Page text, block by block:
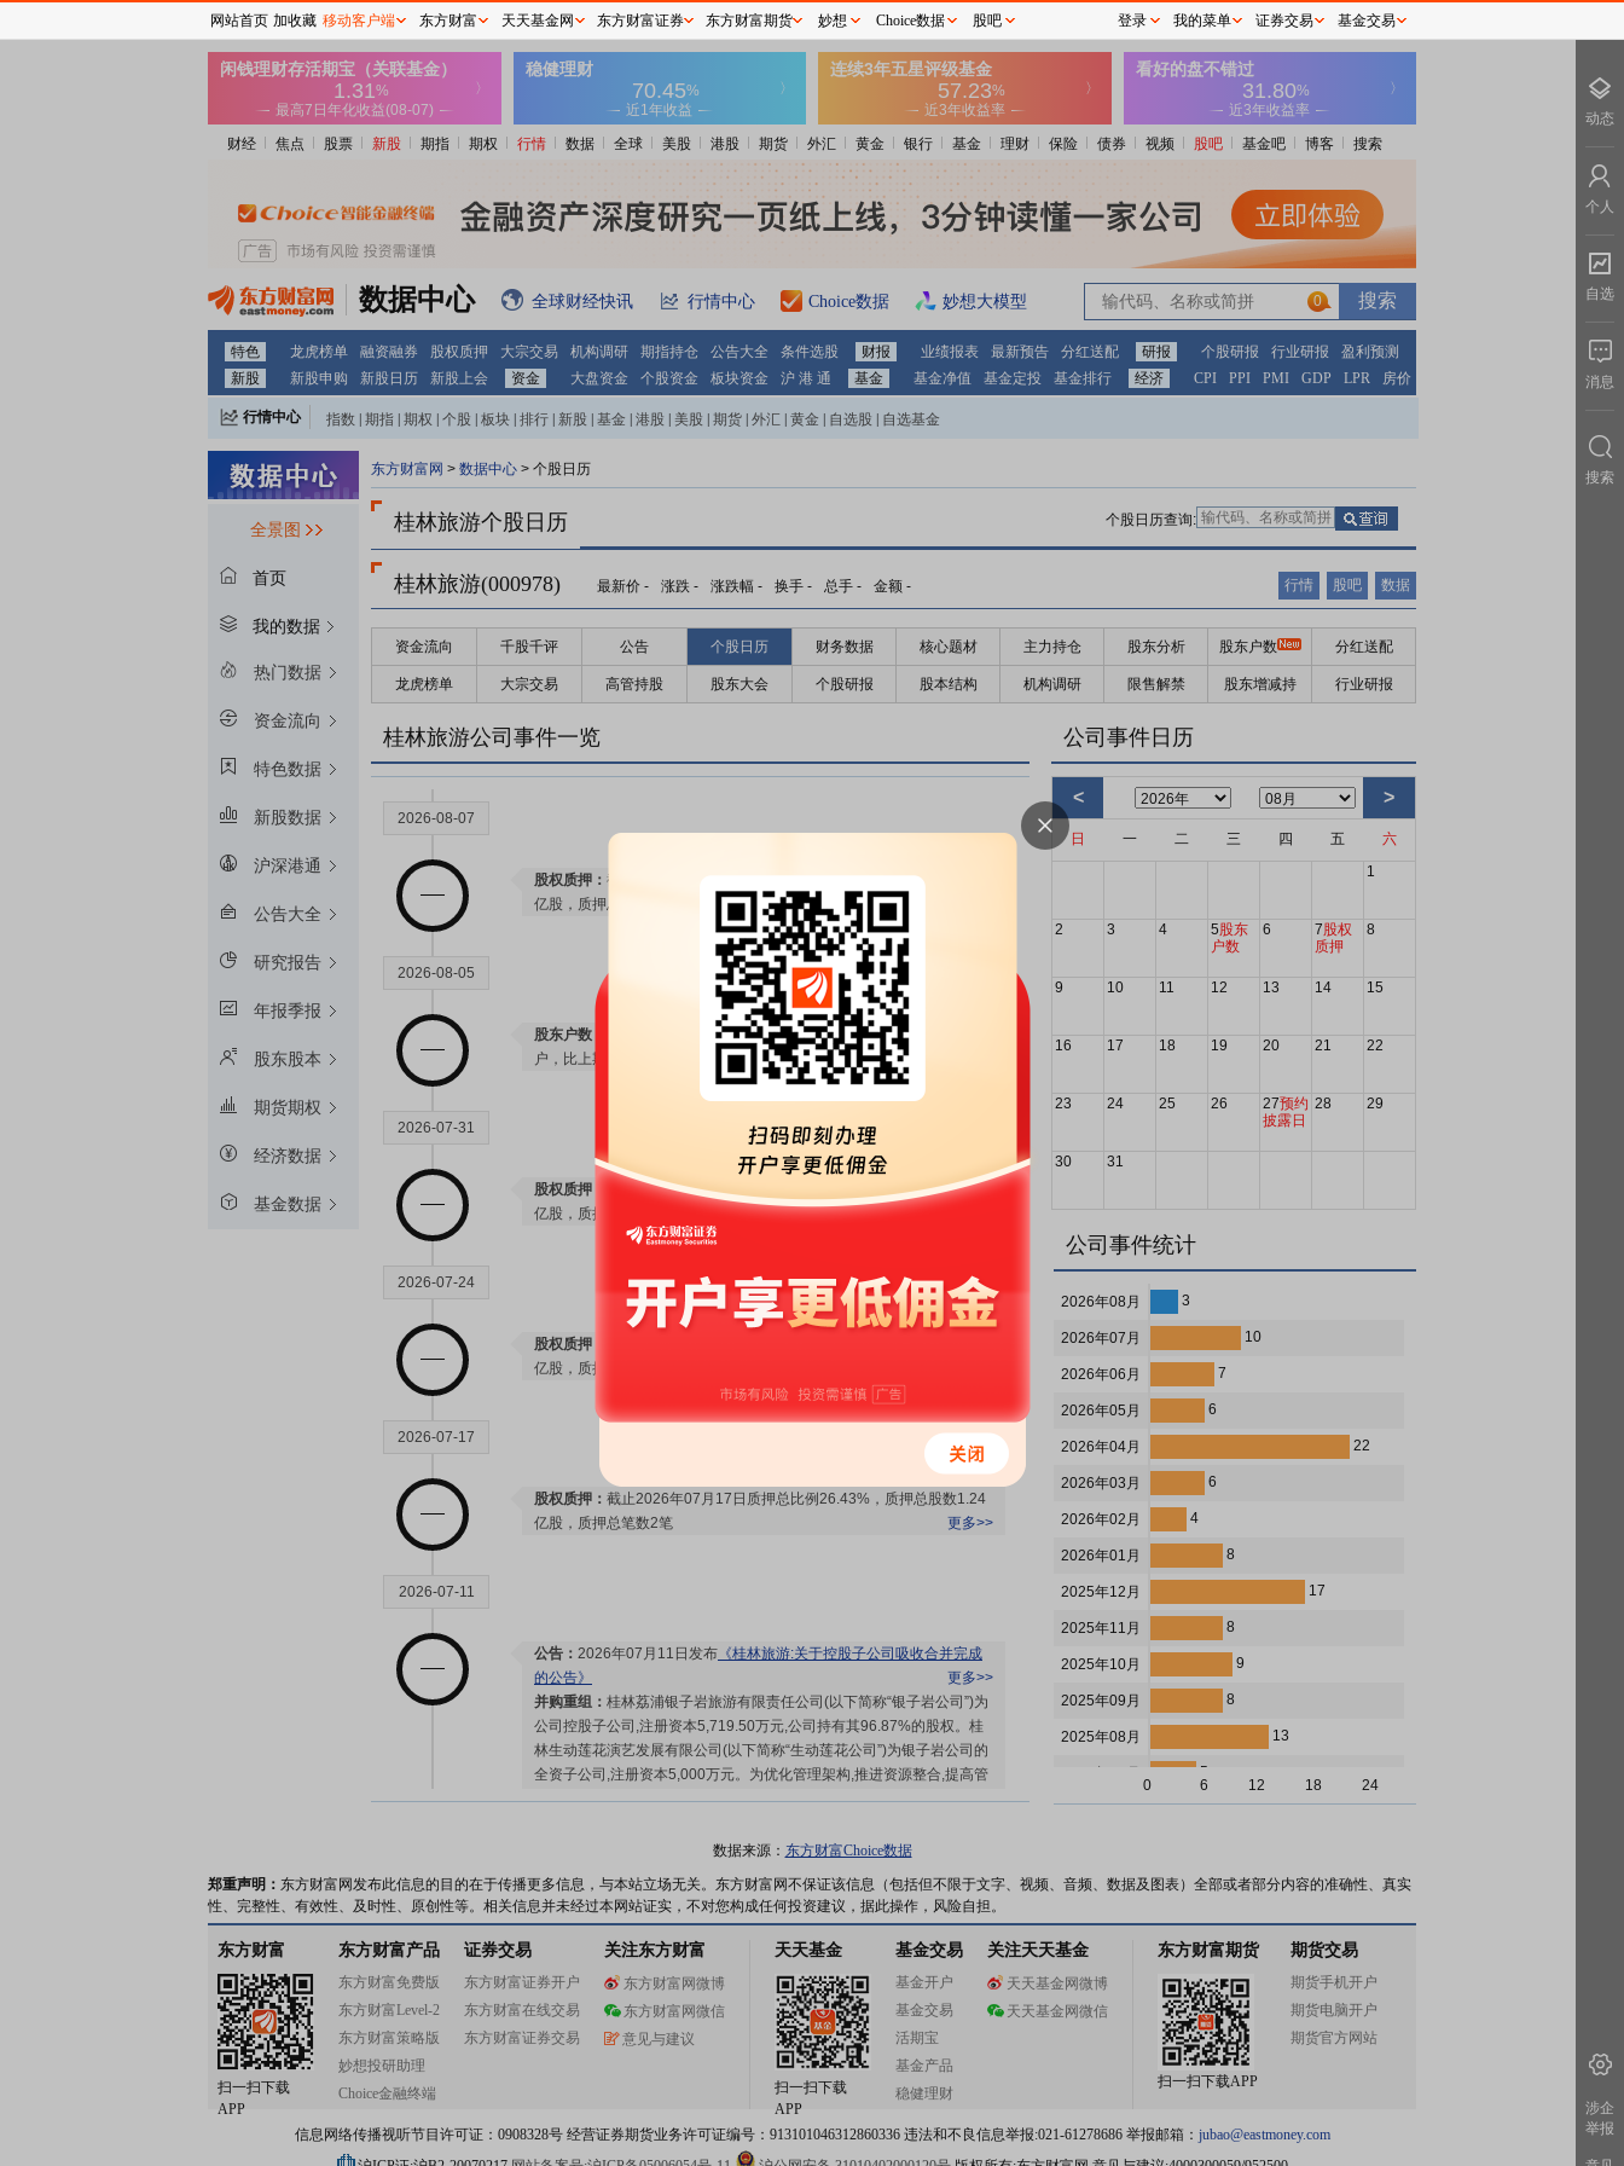
财经 焦点 股票 新股 期指 期权 行情 数据 全球 美股 港股 期货 外汇 黄金 银行 基金 理财 保险 债券 视频 股吧 基金吧 博客 搜索
数据中心 全球财经快讯 行情中心 Choice数据 妙想大模型 0
特色 龙虎榜单 融资融券 股权质押 大宗交易 机构调研 期指持仓 公告大全 条件选股 财报 业绩报表 最新预告 分红送配 研报 个股研报 行业研报
盈利预测
新股
新股申购 新股日历 新股上会 资金 大盘资金 个股资金 板块资金 沪 港 通 基金 基金净值 基金定投 基金排行 经济 CPI PPI PMI GDP LPR 房价
行情中心 指数 期指 期权 个股 板块 排行 新股 基金 港股 美股 期货 外汇 黄金 自选股 自选基金
全景图
首页
我的数据
热门数据
资金流向
特色数据
新股数据
沪深港通
公告大全
研究报告
年报季报
股东股本
期货期权
经济数据
基金数据
东方财富网 > 数据中心 > 个股日历
桂林旅游个股日历 个股日历查询:
桂林旅游(000978) 最新价 - 涨跌 - 涨跌幅 - 换手 - 总手 - 金额 - 行情 股吧 数据
资金流向 千股千评 公告 个股日历 财务数据 核心题材 主力持仓 股东分析 股东户数 分红送配
龙虎榜单 大宗交易 高管持股 股东大会 个股研报 股本结构 机构调研 限售解禁 股东增减持 行业研报
桂林旅游公司事件一览
2026-08-27
预约披露日：
2026-08-07
股权质押： 截止2026年08月07日质押总比例26.43%，质押总股数1.24
亿股，质押总笔数2笔
2026-08-05
股东户数：
2026年08月05日公布截止2026年07月31日股东户数37050
户，比上期增加885户
2026-07-31
股权质押：
截止2026年07月31日质押总比例26.43%，质押总股数1.24
亿股，质押总笔数2笔
2026-07-24
股权质押：
亿股，质押总笔数2笔
2026-07-17
股权质押： 截止2026年07月17日质押总比例26.43%，质押总股数1.24
亿股，质押总笔数2笔
更多>>
2026-07-11
公告： 2026年07月11日发布 《桂林旅游:关于控股子公司吸收合并完成
的公告》
更多>>
并购重组： 桂林荔浦银子岩旅游有限责任公司(以下简称“银子岩公司”)为
公司控股子公司,注册资本5,719.50万元,公司持有其96.87%的股权。桂
林生动莲花演艺发展有限公司(以下简称“生动莲花公司”)为银子岩公司的
全资子公司,注册资本5,000万元。为优化管理架构,推进资源整合,提高管
理效率,降低运营成本,公司董事会同意银子岩公司吸收合并生动莲花公
负债及其他一切权利、义务由银子岩公司依法承继。
2026-07-10
股权质押：截止2026年07月10日质押总比例26.43%，质押总股数1.24
亿股，质押总笔数2笔
更多>>
2026-07-06
2026年07月06日公布截止2026年06月30日股东户数36165
户，比上期减少2367户
更多>>
公司事件日历
< >
日 一 二 三 四 五
六
1
2 3 4 5股东
户数
6 7股权
质押
8
9 10 11 12 13 14 15
16 17 18 19 20 21 22
23 24 25 26 27预约
披露日
28 29
30 31
公司事件统计
2026年08月 3
2026年07月 10
2026年06月 7
2026年05月 6
2026年04月 22
2026年03月 6
2026年02月 4
2026年01月 8
2025年12月 17
2025年11月 8
2025年10月 9
2025年09月 8
2025年08月 13
5
2025年06月 8
2025年04月 18
2025年02月 5
2025年01月 6
7
6
2024年09月 6
0 6 12 18 24
数据来源： 东方财富Choice数据
郑重声明： 东方财富网发布此信息的目的在于传播更多信息，与本站立场无关。东方财富网不保证该信息（包括但不限于文字、视频、音频、数据及图表）全部或者部分内容的准确性、真实
性、完整性、有效性、及时性、原创性等。相关信息并未经过本网站证实，不对您构成任何投资建议，据此操作，风险自担。
东方财富
扫一扫下载
APP
东方财富产品
东方财富免费版
东方财富Level-2
东方财富策略版
妙想投研助理
Choice金融终端
证券交易
东方财富证券开户
东方财富在线交易
东方财富证券交易
关注东方财富
东方财富网微博
东方财富网微信
意见与建议
天天基金
扫一扫下载
APP
基金交易
基金开户
基金交易
活期宝
基金产品
稳健理财
关注天天基金
天天基金网微博
天天基金网微信
东方财富期货
扫一扫下载APP
期货交易
期货手机开户
期货电脑开户
期货官方网站
信息网络传播视听节目许可证：0908328号 经营证券期货业务许可证编号：913101046312860336 违法和不良信息举报:021-61278686 举报邮箱： jubao@eastmoney.com
网站首页 加收藏 移动客户端 东方财富 天天基金网 东方财富证券 东方财富期货 妙想 Choice数据 股吧 登录 我的菜单 证券交易 基金交易
动态
个人
自选
消息
搜索
涉企
举报